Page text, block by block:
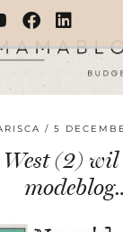
5
(2) wil